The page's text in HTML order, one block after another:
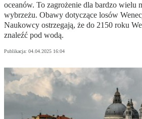
oceanów. To zagrożenie dla bardzo wielu
wybrzeżu. Obawy dotyczące losów
Naukowcy ostrzegają, że do 2150 roku
znaleźć pod wodą.
Publikacja: 04.04.2025 16:04